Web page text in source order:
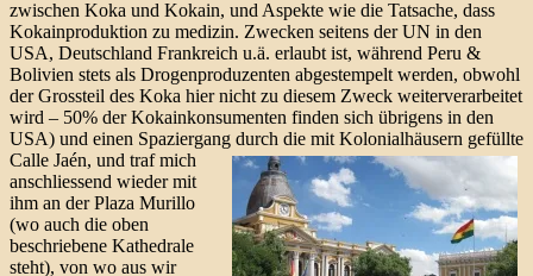
zwischen Koka und Kokain, und Aspekte wie die Tatsache, dass
Kokainproduktion zu medizin. Zwecken seitens der UN in den
USA, Deutschland Frankreich u.ä. erlaubt ist, während Peru &
Bolivien stets als Drogenproduzenten abgestempelt werden, obwohl
der Grossteil des Koka hier nicht zu diesem Zweck weiterverarbeitet
wird – 50% der Kokainkonsumenten finden sich übrigens in den
USA) und einen Spaziergang durch die mit Kolonialhäusern gefüllte
Calle Jaén, und traf mich
anschliessend wieder mit
ihm an der Plaza Murillo
(wo auch die oben
beschriebene Kathedrale
steht), von wo aus wir